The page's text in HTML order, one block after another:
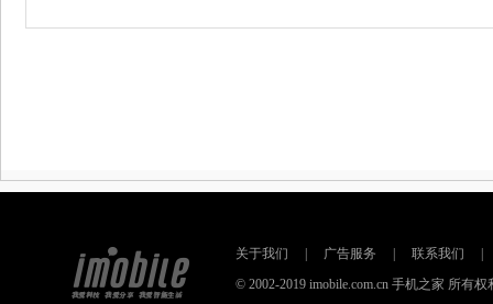
关于我们 广告服务 联系我们
© 2002-2019 imobile.com.cn 手机之家 所有